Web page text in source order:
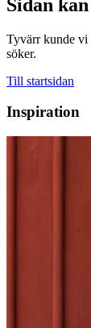
Sidan
Tyvärr kunde vi
söker.
Till startsidan
Inspiration